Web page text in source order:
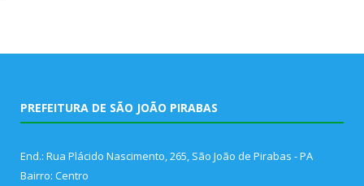
PREFEITURA DE SÃO JOÃO PIRABAS
End.: Rua Plácido Nascimento, 265, São João de Pirabas - PA
Bairro: Centro